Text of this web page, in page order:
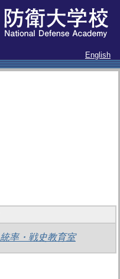
English
統率・戦史教育室